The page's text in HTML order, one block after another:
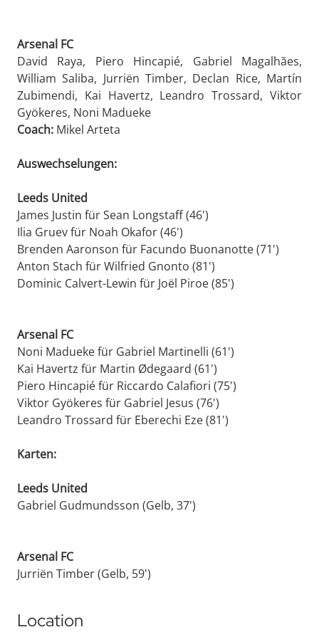
Arsenal FC
David Raya, Piero Hincapié, Gabriel Magalhães,
William Saliba, Jurriën Timber, Declan Rice, Martín
Zubimendi, Kai Havertz, Leandro Trossard, Viktor
Gyökeres, Noni Madueke
Coach: Mikel Arteta
Auswechselungen:
Leeds United
James Justin für Sean Longstaff (46')
Ilia Gruev für Noah Okafor (46')
Brenden Aaronson für Facundo Buonanotte (71')
Anton Stach für Wilfried Gnonto (81')
Dominic Calvert-Lewin für Joël Piroe (85')
Arsenal FC
Noni Madueke für Gabriel Martinelli (61')
Kai Havertz für Martin Ødegaard (61')
Piero Hincapié für Riccardo Calafiori (75')
Viktor Gyökeres für Gabriel Jesus (76')
Leandro Trossard für Eberechi Eze (81')
Karten:
Leeds United
Gabriel Gudmundsson (Gelb, 37')
Arsenal FC
Jurriën Timber (Gelb, 59')
Location